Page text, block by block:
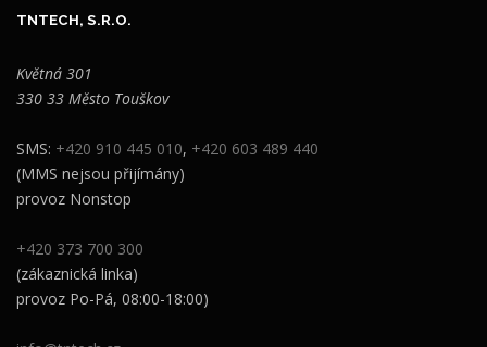
TNTECH, S.R.O.
Květná 301
330 33 Město Touškov
SMS: +420 910 445 010, +420 603 489 440
(MMS nejsou přijímány)
provoz Nonstop
+420 373 700 300
(zákaznická linka)
provoz Po-Pá, 08:00-18:00)